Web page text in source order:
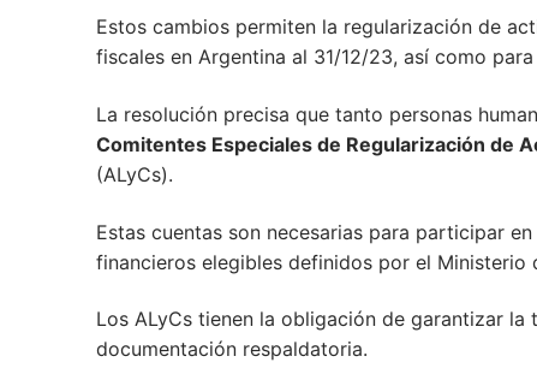
Estos cambios permiten la regularización de
fiscales en Argentina al 31/12/23, así como
La resolución precisa que tanto personas
Comitentes Especiales de Regularización de
(ALyCs).
Estas cuentas son necesarias para participar
financieros elegibles definidos por el Ministerio
Los ALyCs tienen la obligación de garantizar
documentación respaldatoria.